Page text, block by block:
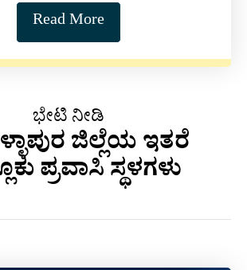
Read More
ಭೇಟಿ ನೀಡಿ
ಜಿಲ್ಲೆಯ ಇತರೆ
ಪ್ರವಾಸಿ ಸ್ಥಳಗಳು